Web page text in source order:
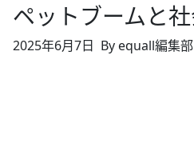
ペットブームと
2025年6月7日 By equall編集部